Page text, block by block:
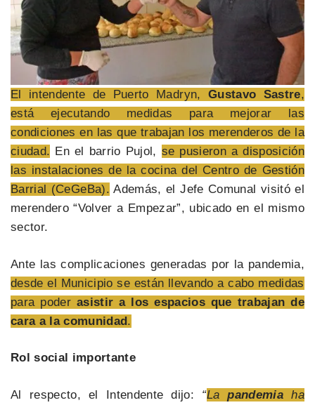
El intendente de Puerto Madryn, Gustavo Sastre,
está ejecutando medidas para mejorar las
condiciones en las que trabajan los merenderos de la
ciudad. En el barrio Pujol, se pusieron a disposición
las instalaciones de la cocina del Centro de Gestión
Barrial (CeGeBa). Además, el Jefe Comunal visitó el
merendero “Volver a Empezar”, ubicado en el mismo
sector.
Ante las complicaciones generadas por la pandemia,
desde el Municipio se están llevando a cabo medidas
para poder asistir a los espacios que trabajan de
cara a la comunidad.
Rol social importante
Al respecto, el Intendente dijo: “Lapandemia ha